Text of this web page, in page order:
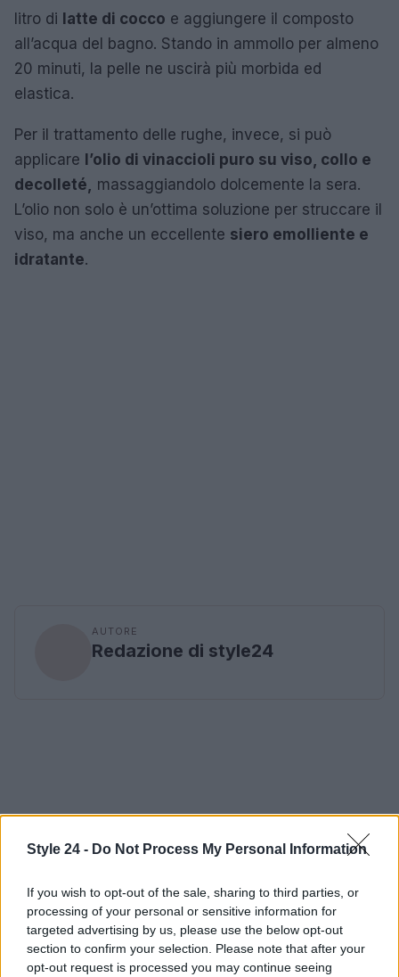
Style 24 - Do Not Process My Personal Information
If you wish to opt-out of the sale, sharing to third parties, or
processing of your personal or sensitive information for
targeted advertising by us, please use the below opt-out
section to confirm your selection. Please note that after your
opt-out request is processed you may continue seeing
litro di latte di cocco e aggiungere il composto
all’acqua del bagno. Stando in ammollo per almeno
20 minuti, la pelle ne uscirà più morbida ed
elastica.
Per il trattamento delle rughe, invece, si può
applicare l’olio di vinaccioli puro su viso, collo e
decolleté,
massaggiandolo dolcemente la sera.
L’olio non solo è un’ottima soluzione per struccare il
viso, ma anche un eccellente siero emolliente e
idratante.
AUTORE
Redazione di style24